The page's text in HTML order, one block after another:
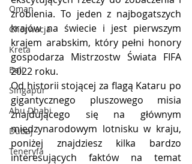
Oman
Chorwacja
Kreta
Bali
Singapur
Abu Dhabi
Dubaj
Teneryfa
zrobienia. To jeden z najbogatszych
krajów na świecie i jest pierwszym
krajem arabskim, który pełni honory
gospodarza Mistrzostw Świata FIFA
2022 roku.
Od historii stojącej za flagą Kataru po
gigantycznego pluszowego misia
znajdującego się na głównym
międzynarodowym lotnisku w kraju,
poniżej znajdziesz kilka bardzo
interesujących faktów na temat